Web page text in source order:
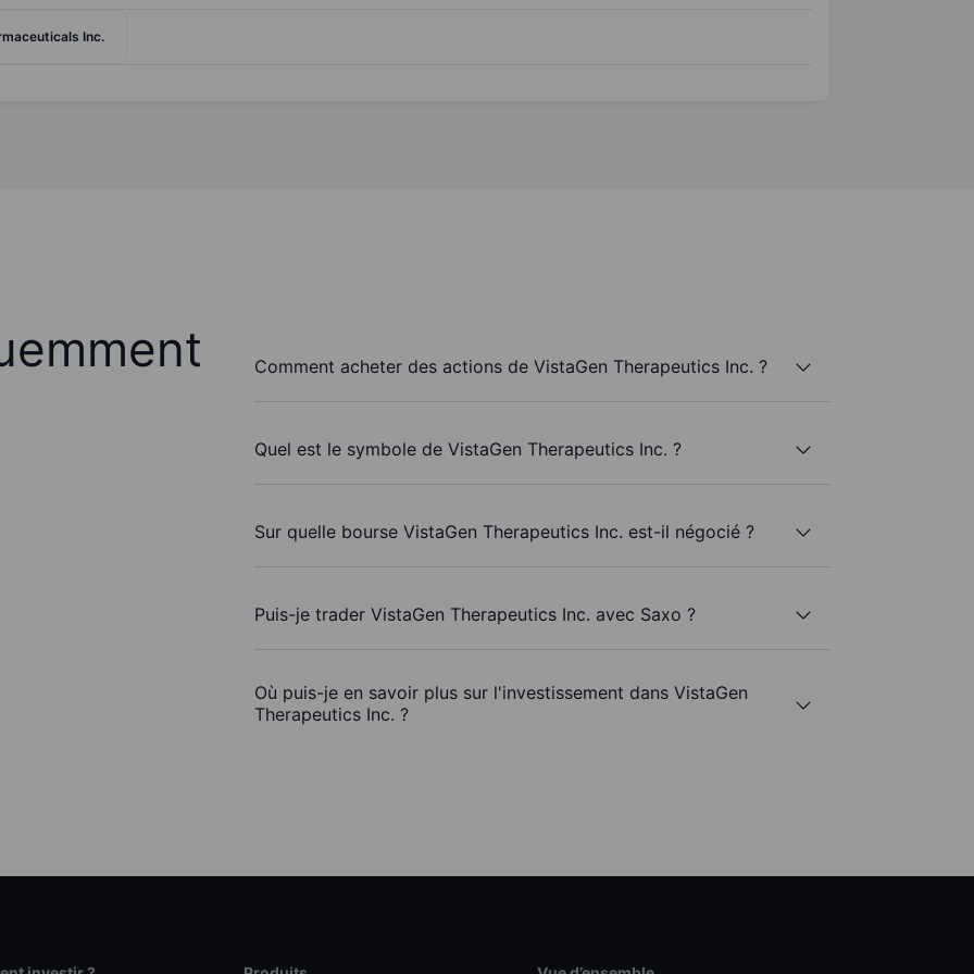
Inc.
Comment acheter des actions de VistaGen Therapeutics Inc. ?
Quel est le symbole de VistaGen Therapeutics Inc. ?
Sur quelle bourse VistaGen Therapeutics Inc. est-il négocié ?
Puis-je trader VistaGen Therapeutics Inc. avec Saxo ?
Où puis-je en savoir plus sur l'investissement dans VistaGen
Therapeutics Inc. ?